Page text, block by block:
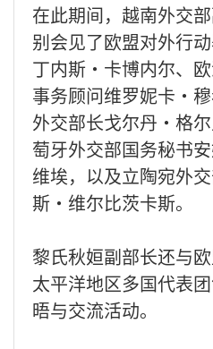
在此期间，越南外交
别会见了欧盟对外行
丁内斯·卡博内尔、
事务顾问维罗妮卡·
外交部长戈尔丹·格
萄牙外交部国务秘书
维埃，以及立陶宛外
斯·维尔比茨卡斯。
黎氏秋姮副部长还与
太平洋地区多国代表
晤与交流活动。